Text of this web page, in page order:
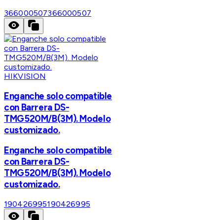
366000507366000507
HIKVISION
Enganche solo compatible
con Barrera DS-
TMG520M/B(3M). Modelo
customizado.
Enganche solo compatible
con Barrera DS-
TMG520M/B(3M). Modelo
customizado.
190426995190426995